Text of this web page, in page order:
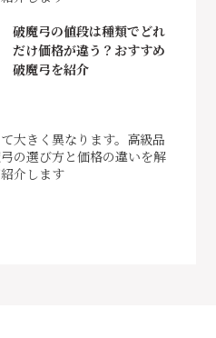
破魔弓の値段は種類でどれ
だけ価格が違う？おすすめ
破魔弓を紹介
大きく異なります。高級品
の選び方と価格の違いを解
介します